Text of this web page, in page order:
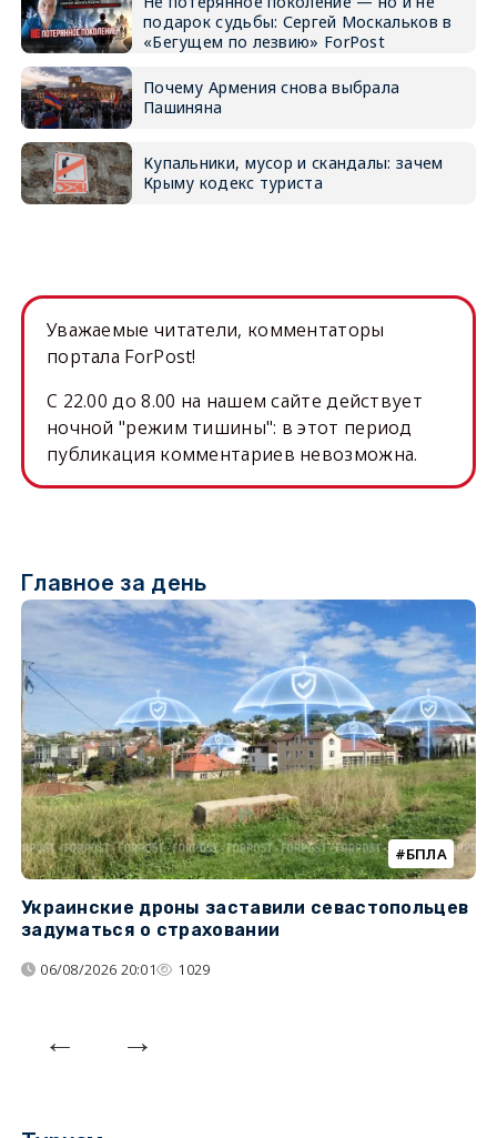
подарок судьбы: Сергей Москальков в
«Бегущем по лезвию» ForPost
Почему Армения снова выбрала
Пашиняна
Купальники, мусор и скандалы: зачем
Крыму кодекс туриста
Уважаемые читатели, комментаторы
портала ForPost!
C 22.00 до 8.00 на нашем сайте действует
ночной "режим тишины": в этот период
публикация комментариев невозможна.
Главное за день
БПЛА
Украинские дроны заставили севастопольцев
задуматься о страховании
06/08/2026 20:01 1029